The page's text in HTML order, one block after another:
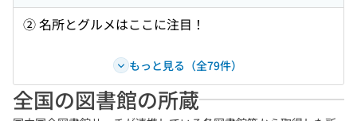
② 名所とグルメはここに注目！
もっと見る（全79件）
全国の図書館の所蔵